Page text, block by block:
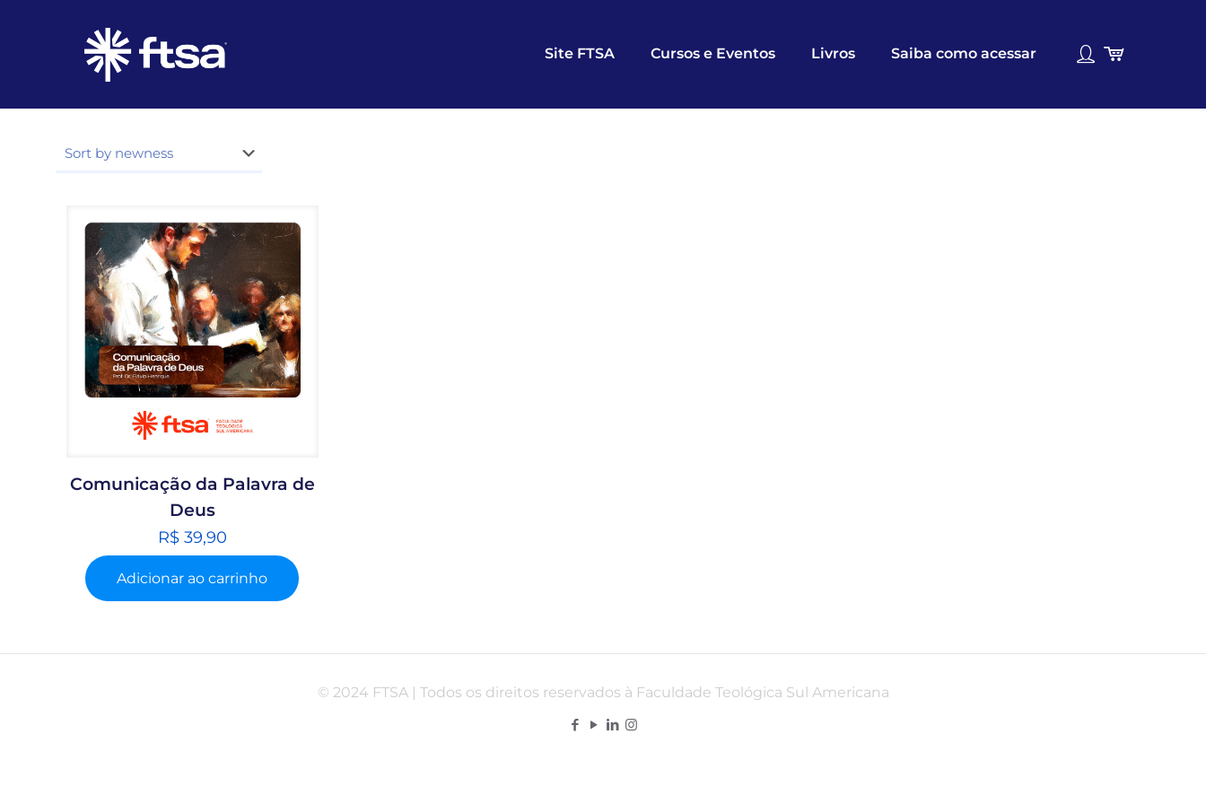
Site FTSA Cursos e Eventos Livros Saiba como acessar
Comunicação da Palavra de
Deus
R$39,90
Adicionar ao carrinho
© 2024 FTSA | Todos os direitos reservados à Faculdade Teológica Sul Americana